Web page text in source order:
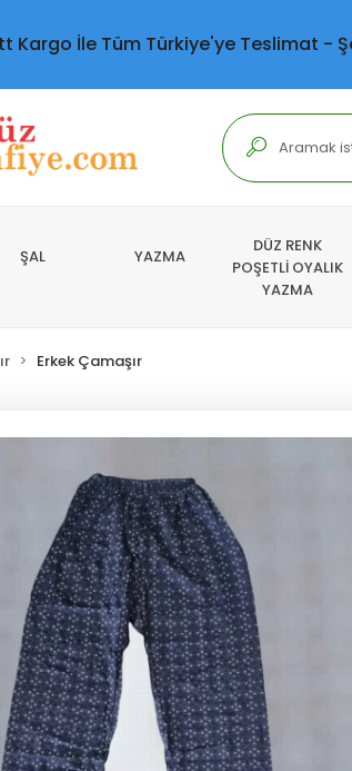
Kargo İle Tüm Türkiye'ye Teslimat -
ŞAL YAZMA
DÜZ RENK
POŞETLİ OYALIK
YAZMA
Erkek Çamaşır